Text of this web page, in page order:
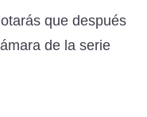
que después
de la serie